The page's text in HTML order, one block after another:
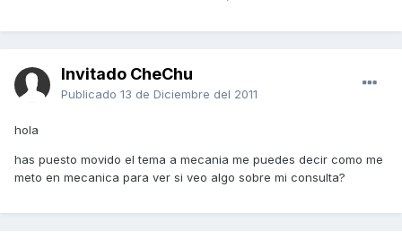
Invitado CheChu
Publicado 13 de Diciembre del 2011
hola
has puesto movido el tema a mecania me puedes decir como me
meto en mecanica para ver si veo algo sobre mi consulta?